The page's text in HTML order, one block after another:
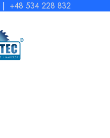
| +48 534 228 832